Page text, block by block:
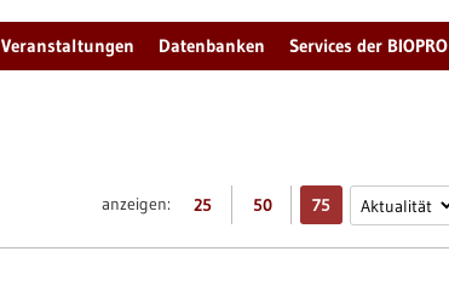
Veranstaltungen Datenbanken Services der BIOPRO
anzeigen: 25 50 75